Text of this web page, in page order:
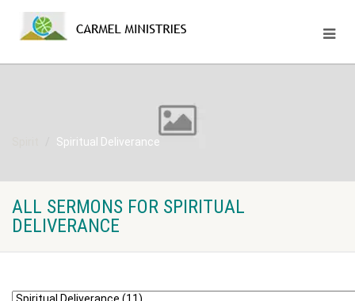
Spiritual Deliverance
ALL SERMONS FOR SPIRITUAL
DELIVERANCE